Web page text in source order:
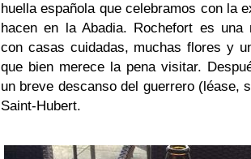
huella española que celebramos con la
hacen en la Abadia. Rochefort es una
con casas cuidadas, muchas flores y
que bien merece la pena visitar.
un breve descanso del guerrero (léase,
Saint-Hubert.